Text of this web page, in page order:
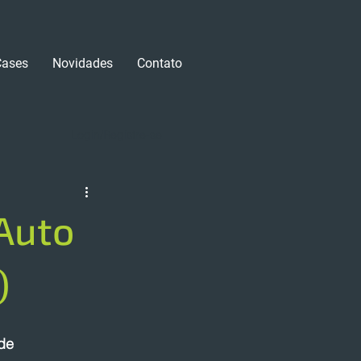
Novidades Contato